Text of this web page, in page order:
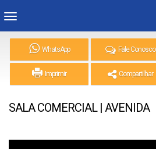
WhatsApp Fale Conosco
Imprimir Compartilhar
SALA COMERCIAL | AVENIDA